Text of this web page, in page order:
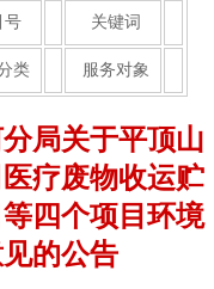
号 关键词
类 服务对象
局关于平顶山
疗废物收运贮
四个项目环境
的公告